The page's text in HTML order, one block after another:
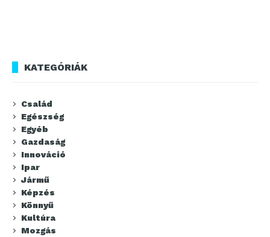
KATEGÓRIÁK
Család
Egészség
Egyéb
Gazdaság
Innováció
Ipar
Jármű
Képzés
Könnyű
Kultúra
Mozgás